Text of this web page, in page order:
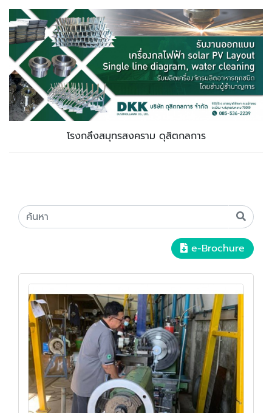
โรงกลึงสมุทรสงคราม ดุสิตกลการ
e-Brochure